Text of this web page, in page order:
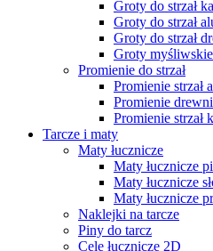
Groty do strzał
Groty do strzał
Groty do strzał
Groty myśliwskie
Promienie do strzał
Promienie strzał
Promienie
Promienie strzał
Tarcze i maty
Maty łucznicze
Maty łucznicze
Maty łucznicze
Maty łucznicze
Naklejki na tarcze
Piny do tarcz
Cele łucznicze 2D